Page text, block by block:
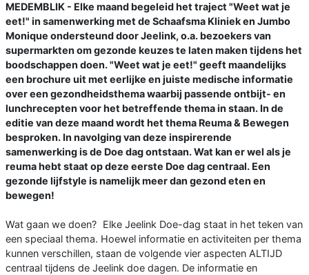
MEDEMBLIK - Elke maand begeleid het traject "Weet wat je
eet!" in samenwerking met de Schaafsma Kliniek en Jumbo
Monique ondersteund door Jeelink, o.a. bezoekers van
supermarkten om gezonde keuzes te laten maken tijdens het
boodschappen doen. "Weet wat je eet!" geeft maandelijks
een brochure uit met eerlijke en juiste medische informatie
over een gezondheidsthema waarbij passende ontbijt- en
lunchrecepten voor het betreffende thema in staan. In de
editie van deze maand wordt het thema Reuma & Bewegen
besproken. In navolging van deze inspirerende
samenwerking is de Doe dag ontstaan. Wat kan er wel als je
reuma hebt staat op deze eerste Doe dag centraal. Een
gezonde lijfstyle is namelijk meer dan gezond eten en
bewegen!
Wat gaan we doen? Elke Jeelink Doe-dag staat in het teken van
een speciaal thema. Hoewel informatie en activiteiten per thema
kunnen verschillen, staan de volgende vier aspecten ALTIJD
centraal tijdens de Jeelink doe dagen. De informatie en